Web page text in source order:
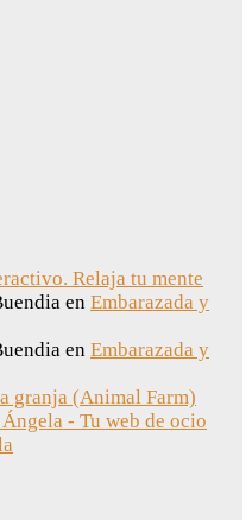
Relaja tu mente
en Embarazada y
en Embarazada y
granja (Animal Farm)
- Tu web de ocio